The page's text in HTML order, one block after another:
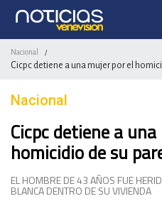
Nacional /
Cicpc detiene a una mujer por el
Nacional
Cicpc detiene a
homicidio de su
EL HOMBRE DE 43 AÑOS FUE
BLANCA DENTRO DE SU VIVIENDA